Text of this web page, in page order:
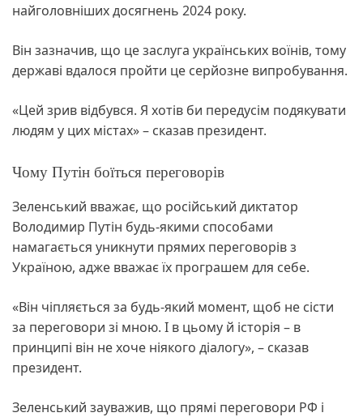
найголовніших досягнень 2024 року.
Він зазначив, що це заслуга українських воїнів, тому
державі вдалося пройти це серйозне випробування.
«Цей зрив відбувся. Я хотів би передусім подякувати
людям у цих містах» – сказав президент.
Чому Путін боїться переговорів
Зеленський вважає, що російський диктатор
Володимир Путін будь-якими способами
намагається уникнути прямих переговорів з
Україною, адже вважає їх програшем для себе.
«Він чіпляється за будь-який момент, щоб не сісти
за переговори зі мною. І в цьому й історія – в
принципі він не хоче ніякого діалогу», – сказав
президент.
Зеленський зауважив, що прямі переговори РФ і